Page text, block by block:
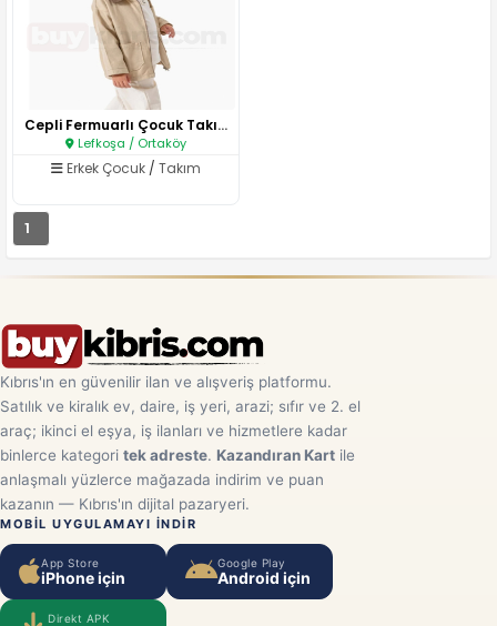
Cepli Fermuarlı Çocuk Takımı..
Lefkoşa / Ortaköy
Erkek Çocuk / Takım
1
Kıbrıs'ın en güvenilir ilan ve alışveriş platformu.
Satılık ve kiralık ev, daire, iş yeri, arazi; sıfır ve 2. el
araç; ikinci el eşya, iş ilanları ve hizmetlere kadar
binlerce kategori tek adreste. Kazandıran Kart ile
anlaşmalı yüzlerce mağazada indirim ve puan
kazanın — Kıbrıs'ın dijital pazaryeri.
MOBIL UYGULAMAYI INDIR
App Store
iPhone için
Google Play
Android için
Direkt APK